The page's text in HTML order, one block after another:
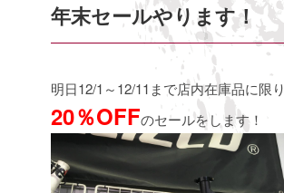
年末セールやります！
明日12/1～12/11まで店内在庫品に限り
20％OFFのセールをします！